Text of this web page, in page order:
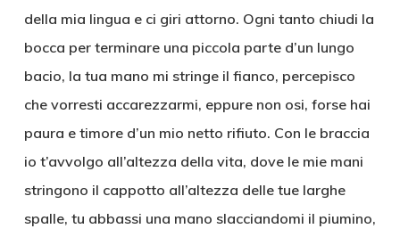
della mia lingua e ci giri attorno. Ogni tanto chiudi la
bocca per terminare una piccola parte d’un lungo
bacio, la tua mano mi stringe il fianco, percepisco
che vorresti accarezzarmi, eppure non osi, forse hai
paura e timore d’un mio netto rifiuto. Con le braccia
io t’avvolgo all’altezza della vita, dove le mie mani
stringono il cappotto all’altezza delle tue larghe
spalle, tu abbassi una mano slacciandomi il piumino,